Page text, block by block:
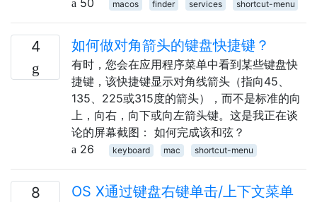
macos finder services shortcut-menu
4 如何做对角箭头的键盘快捷键？
有时，您会在应用程序菜单中看到某些键盘快
捷键，该快捷键显示对角线箭头（指向45、
135、225或315度的箭头），而不是标准的向
上，向右，向下或向左箭头键。这是我正在谈
论的屏幕截图： 如何完成该和弦？
26
keyboard mac shortcut-menu
8 OS X通过键盘右键单击/上下文菜单